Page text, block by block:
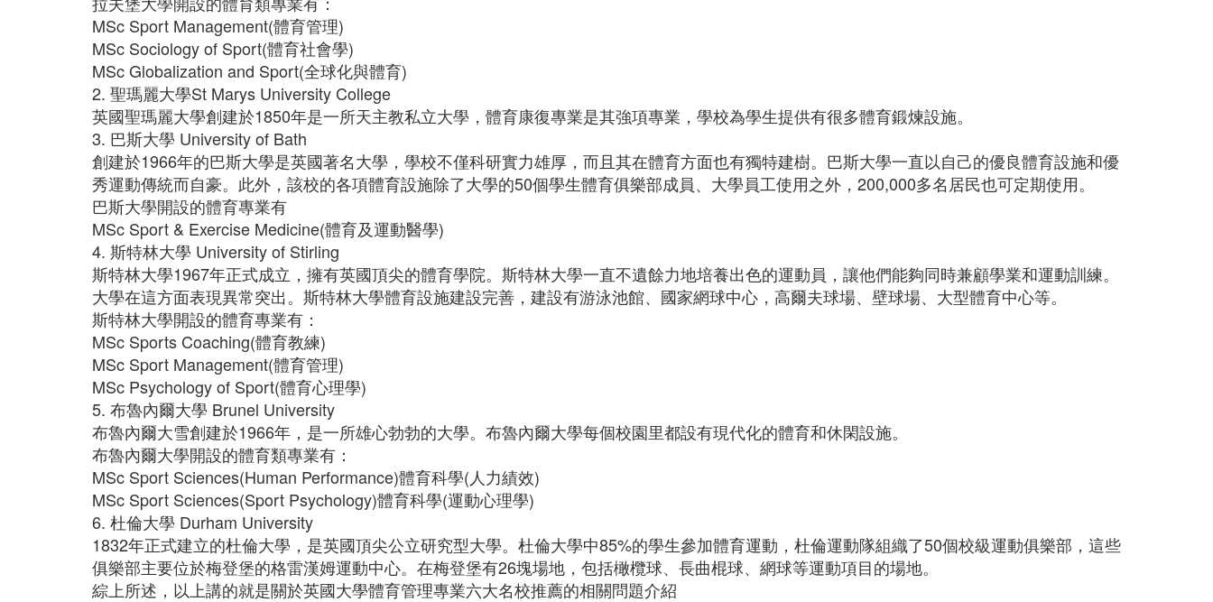
MSc Sport Management(體育管理)
MSc Sociology of Sport(體育社會學)
MSc Globalization and Sport(全球化與體育)
2. 聖瑪麗大學St Marys University College
英國聖瑪麗大學創建於1850年是一所天主教私立大學，體育康復專業是其強項專業，學校為學生提供有很多體育鍛煉設施。
3. 巴斯大學 University of Bath
創建於1966年的巴斯大學是英國著名大學，學校不僅科研實力雄厚，而且其在體育方面也有獨特建樹。巴斯大學一直以自己的優良體育設施和優
秀運動傳統而自豪。此外，該校的各項體育設施除了大學的50個學生體育俱樂部成員、大學員工使用之外，200,000多名居民也可定期使用。
巴斯大學開設的體育專業有
MSc Sport & Exercise Medicine(體育及運動醫學)
4. 斯特林大學 University of Stirling
斯特林大學1967年正式成立，擁有英國頂尖的體育學院。斯特林大學一直不遺餘力地培養出色的運動員，讓他們能夠同時兼顧學業和運動訓練。
大學在這方面表現異常突出。斯特林大學體育設施建設完善，建設有游泳池館、國家網球中心，高爾夫球場、壁球場、大型體育中心等。
斯特林大學開設的體育專業有：
MSc Sports Coaching(體育教練)
MSc Sport Management(體育管理)
MSc Psychology of Sport(體育心理學)
5. 布魯內爾大學 Brunel University
布魯內爾大雪創建於1966年，是一所雄心勃勃的大學。布魯內爾大學每個校園里都設有現代化的體育和休閑設施。
布魯內爾大學開設的體育類專業有：
MSc Sport Sciences(Human Performance)體育科學(人力績效)
MSc Sport Sciences(Sport Psychology)體育科學(運動心理學)
6. 杜倫大學 Durham University
1832年正式建立的杜倫大學，是英國頂尖公立研究型大學。杜倫大學中85%的學生參加體育運動，杜倫運動隊組織了50個校級運動俱樂部，這些
俱樂部主要位於梅登堡的格雷漢姆運動中心。在梅登堡有26塊場地，包括橄欖球、長曲棍球、網球等運動項目的場地。
綜上所述，以上講的就是關於英國大學體育管理專業六大名校推薦的相關問題介紹